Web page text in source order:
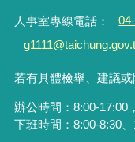
人事室專線電話：
若有具體檢舉、建議
辦公時間：8:00-17:00
下班時間：8:00-8:30